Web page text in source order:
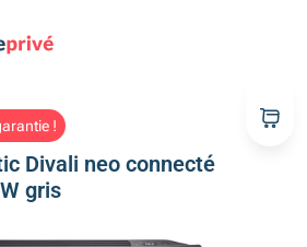
!
Divali neo connecté
gris